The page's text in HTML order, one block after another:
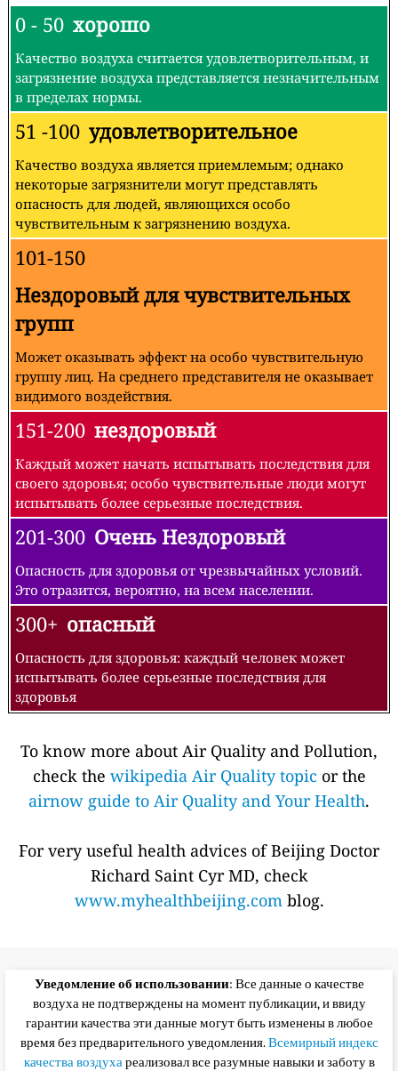
0 - 50 хорошо
Качество воздуха считается удовлетворительным, и
загрязнение воздуха представляется незначительным
в пределах нормы.
51 -100 удовлетворительное
Качество воздуха является приемлемым; однако
некоторые загрязнители могут представлять
опасность для людей, являющихся особо
чувствительным к загрязнению воздуха.
101-150
Нездоровый для чувствительных
групп
Может оказывать эффект на особо чувствительную
группу лиц. На среднего представителя не оказывает
видимого воздействия.
151-200 нездоровый
Каждый может начать испытывать последствия для
своего здоровья; особо чувствительные люди могут
испытывать более серьезные последствия.
201-300 Очень Нездоровый
Опасность для здоровья от чрезвычайных условий.
Это отразится, вероятно, на всем населении.
300+ опасный
Опасность для здоровья: каждый человек может
испытывать более серьезные последствия для
здоровья
To know more about Air Quality and Pollution,
check the wikipedia Air Quality topic or the
airnow guide to Air Quality and Your Health.
For very useful health advices of Beijing Doctor
Richard Saint Cyr MD, check
www.myhealthbeijing.comblog.
Уведомление об использовании: Все данные о качестве
воздуха не подтверждены на момент публикации, и ввиду
гарантии качества эти данные могут быть изменены в любое
время без предварительного уведомления.Всемирный индекс
качества воздухареализовал все разумные навыки и заботу в